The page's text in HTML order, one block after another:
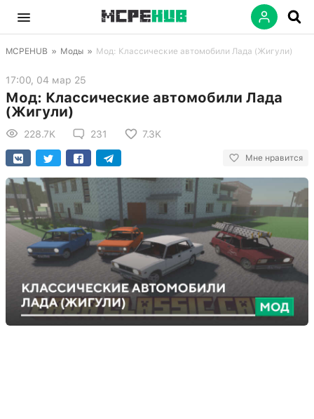
MCPEHUB » Моды » Мод: Классические автомобили Лада (Жигули)
17:00, 04 мар 25
Мод: Классические автомобили Лада
(Жигули)
228.7K 231 7.3K
Мне нравится